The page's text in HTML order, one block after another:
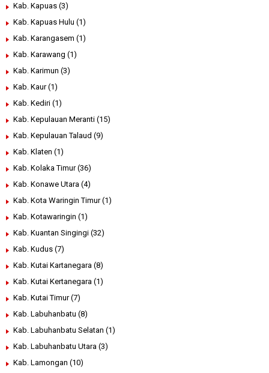
Kab. Kapuas (3)
Kab. Kapuas Hulu (1)
Kab. Karangasem (1)
Kab. Karawang (1)
Kab. Karimun (3)
Kab. Kaur (1)
Kab. Kediri (1)
Kab. Kepulauan Meranti (15)
Kab. Kepulauan Talaud (9)
Kab. Klaten (1)
Kab. Kolaka Timur (36)
Kab. Konawe Utara (4)
Kab. Kota Waringin Timur (1)
Kab. Kotawaringin (1)
Kab. Kuantan Singingi (32)
Kab. Kudus (7)
Kab. Kutai Kartanegara (8)
Kab. Kutai Kertanegara (1)
Kab. Kutai Timur (7)
Kab. Labuhanbatu (8)
Kab. Labuhanbatu Selatan (1)
Kab. Labuhanbatu Utara (3)
Kab. Lamongan (10)